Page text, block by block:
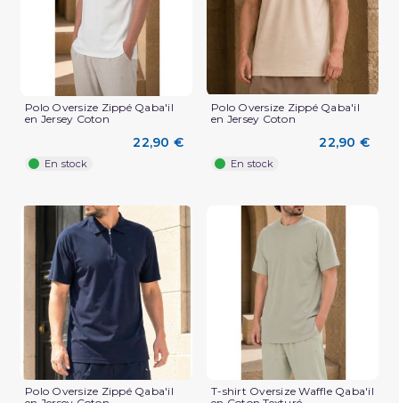
(2 avis)
Polo Oversize Zippé Qaba'il
en Jersey Coton
22,90 €
En stock
Polo Oversize Zippé Qaba'il
en Jersey Coton
22,90 €
En stock
Polo Oversize Zippé Qaba'il
T-shirt Oversize Waffle Qaba'il